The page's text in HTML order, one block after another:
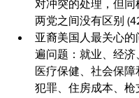
对冲突的处理，但同
两党之间没有区别
亚裔美国人最关心
遍问题：就业、经济
医疗保健、社会保障
犯罪、住房成本、枪